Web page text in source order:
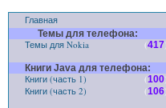
Главная
Темы для телефона:
Темы для Nokia (417
Книги Java для телефона:
Книги (часть 1) (100
Книги (часть 2)
(106